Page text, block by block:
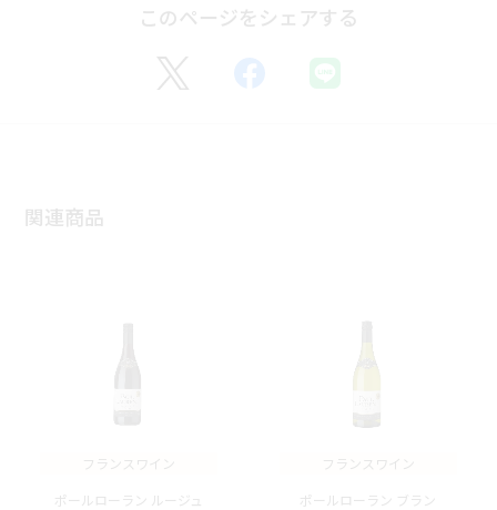
このページをシェアする
関連商品
フランスワイン
ポールローラン ルージュ
フランスワイン
ポールローラン ブラン